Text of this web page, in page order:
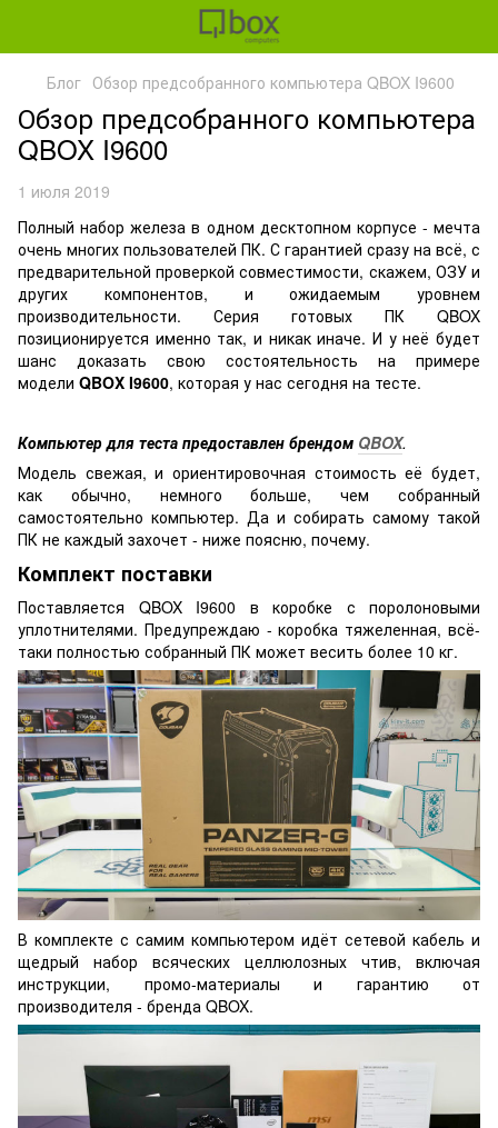
Блог Обзор предсобранного компьютера QBOX I9600
Обзор предсобранного компьютера
QBOX I9600
1 июля 2019
Полный набор железа в одном десктопном корпусе - мечта
очень многих пользователей ПК. С гарантией сразу на всё, с
предварительной проверкой совместимости, скажем, ОЗУ и
других компонентов, и ожидаемым уровнем
производительности. Серия готовых ПК QBOX
позиционируется именно так, и никак иначе. И у неё будет
шанс доказать свою состоятельность на примере
модели QBOX I9600, которая у нас сегодня на тесте.
Компьютер для теста предоставлен брендом QBOX.
Модель свежая, и ориентировочная стоимость её будет,
как обычно, немного больше, чем собранный
самостоятельно компьютер. Да и собирать самому такой
ПК не каждый захочет - ниже поясню, почему.
Комплект поставки
Поставляется QBOX I9600 в коробке с поролоновыми
уплотнителями. Предупреждаю - коробка тяжеленная, всё-
таки полностью собранный ПК может весить более 10 кг.
В комплекте с самим компьютером идёт сетевой кабель и
щедрый набор всяческих целлюлозных чтив, включая
инструкции, промо-материалы и гарантию от
производителя - бренда QBOX.